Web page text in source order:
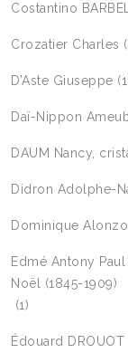
Costantino
Crozatier Charles
D’Aste Giuseppe
Daï-Nippon
DAUM Nancy,
Didron Adolphe-
Dominique Alonzo
Edmé Antony
Noël (1845-1909)
(1)
Édouard DROUOT